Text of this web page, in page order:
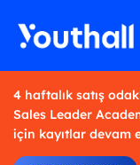
4 haftalık satış
Sales Leader
için kayıtlar devam